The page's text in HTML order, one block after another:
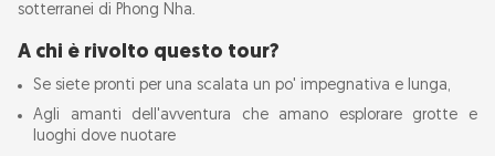
sotterranei di Phong Nha.
A chi è rivolto questo tour?
Se siete pronti per una scalata un po' impegnativa e lunga,
Agli amanti dell'avventura che amano esplorare grotte e
luoghi dove nuotare